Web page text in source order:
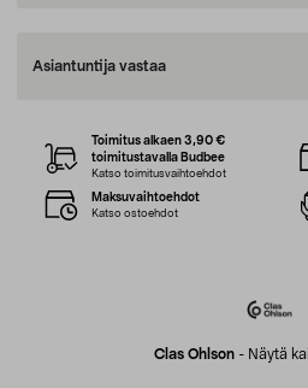
Asiantuntija vastaa
Clas Ohlson - Näytä
Toimitus alkaen 3,90 €
toimitustavalla Budbee
Katso toimitusvaihtoehdot
Maksuvaihtoehdot
Katso ostoehdot